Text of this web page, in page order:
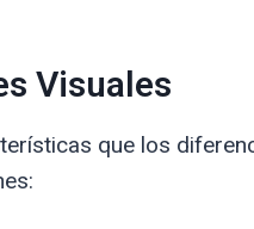
Visuales
que los